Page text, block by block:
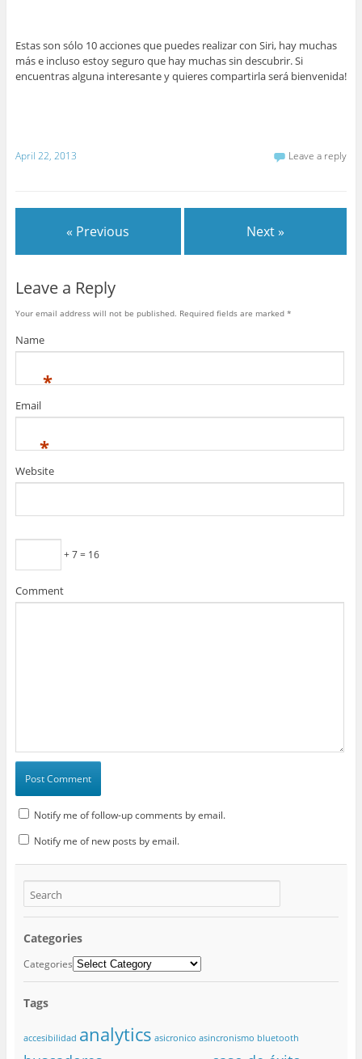
Estas son sólo 10 acciones que puedes realizar con Siri, hay muchas
más e incluso estoy seguro que hay muchas sin descubrir. Si
encuentras alguna interesante y quieres compartirla será bienvenida!
April 22, 2013 Leave a reply
« Previous Next »
Leave a Reply
Your email address will not be published. Required fields are marked *
Name
*
Email
*
Website
+ 7 = 16
Comment
Notify me of follow-up comments by email.
Notify me of new posts by email.
Categories
Categories
Tags
accesibilidad analytics asicronico asincronismo bluetooth